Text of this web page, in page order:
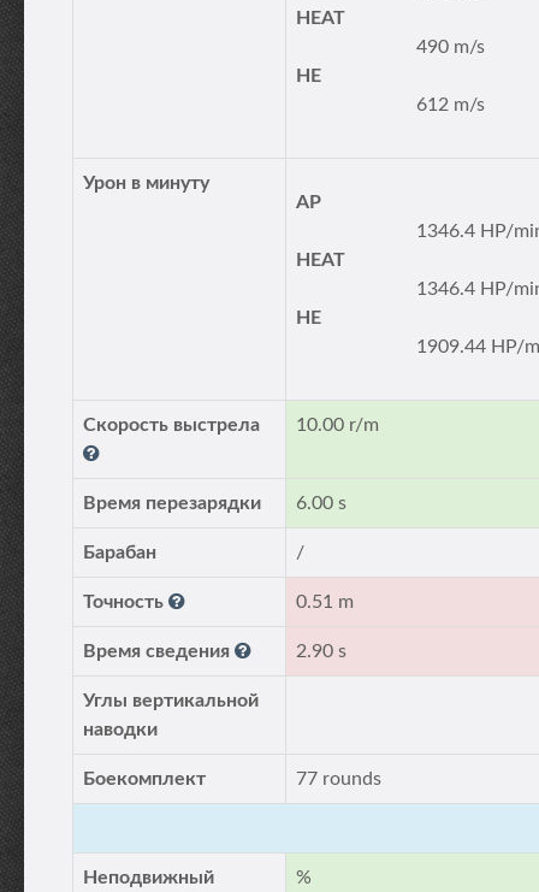
HEAT
490 m/s
HE
612 m/s
Урон в минуту
AP
1346.4 HP/
HEAT
1346.4 HP/
HE
1909.44 HP/
Скорость выстрела 10.00 r/m
Время перезарядки 6.00 s
Барабан /
Точность 0.51 m
Время сведения 2.90 s
Углы вертикальной
наводки
Боекомплект 77 rounds
Неподвижный %